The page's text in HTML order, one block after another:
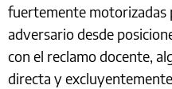
fuertemente motorizadas
adversario desde
con el reclamo docente,
directa y